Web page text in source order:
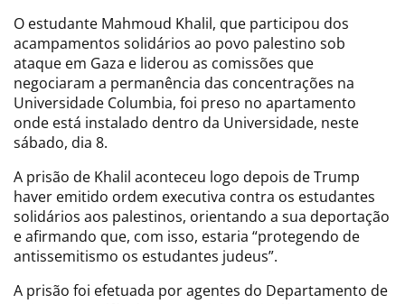
O estudante Mahmoud Khalil, que participou dos
acampamentos solidários ao povo palestino sob
ataque em Gaza e liderou as comissões que
negociaram a permanência das concentrações na
Universidade Columbia, foi preso no apartamento
onde está instalado dentro da Universidade, neste
sábado, dia 8.
A prisão de Khalil aconteceu logo depois de Trump
haver emitido ordem executiva contra os estudantes
solidários aos palestinos, orientando a sua deportação
e afirmando que, com isso, estaria “protegendo de
antissemitismo os estudantes judeus”.
A prisão foi efetuada por agentes do Departamento de